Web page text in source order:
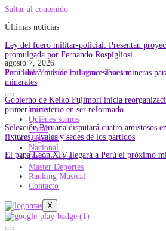
Saltar al contenido
Últimas noticias
Ley del fuero militar-policial: Presentan
promulgada por Fernando Rospigliosi
Perú libera más de mil concesiones mineras
minerales
Gobierno de Keiko Fujimori inicia
primer ministerio en ser reformado
Selección Peruana disputará cuatro amistosos
fixtures, rivales y sedes de los partidos
El papa León XIV llegará a Perú el próximo
agosto 7, 2026
Facebook Youtube Instagram Twitter
Inicio
Quiénes somos
Local
Regional
Nacional
Internacional
Master Deportes
Ranking Musical
Contacto
X